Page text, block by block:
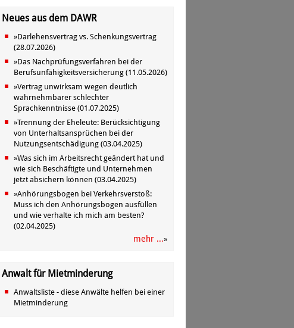
Neues aus dem DAWR
»Darlehensvertrag vs. Schenkungsvertrag
(28.07.2026)
»Das Nachprüfungsverfahren bei der
Berufsunfähigkeitsversicherung (11.05.2026)
»Vertrag unwirksam wegen deutlich
wahrnehmbarer schlechter
Sprachkenntnisse (01.07.2025)
»Trennung der Eheleute: Berücksichtigung
von Unterhaltsansprüchen bei der
Nutzungsentschädigung (03.04.2025)
»Was sich im Arbeitsrecht geändert hat und
wie sich Beschäftigte und Unternehmen
jetzt absichern können (03.04.2025)
»Anhörungsbogen bei Verkehrsverstoß:
Muss ich den Anhörungsbogen ausfüllen
und wie verhalte ich mich am besten?
(02.04.2025)
mehr ...»
Anwalt für Mietminderung
Anwaltsliste - diese Anwälte helfen bei einer
Mietminderung